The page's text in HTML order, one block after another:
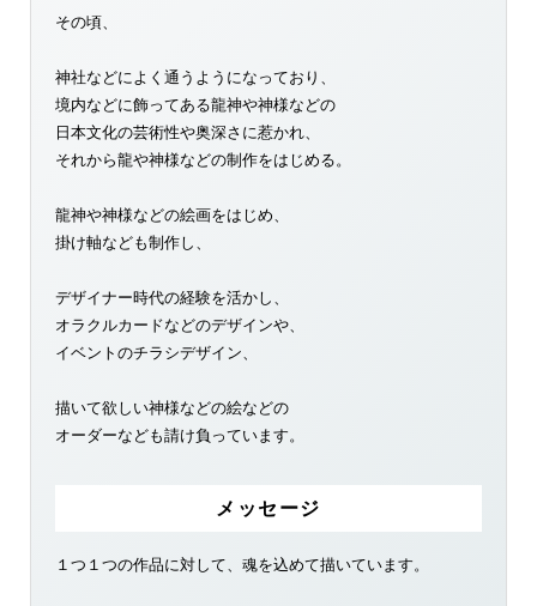
その頃、
神社などによく通うようになっており、
境内などに飾ってある龍神や神様などの
日本文化の芸術性や奥深さに惹かれ、
それから龍や神様などの制作をはじめる。
龍神や神様などの絵画をはじめ、
掛け軸なども制作し、
デザイナー時代の経験を活かし、
オラクルカードなどのデザインや、
イベントのチラシデザイン、
描いて欲しい神様などの絵などの
オーダーなども請け負っています。
メッセージ
１つ１つの作品に対して、魂を込めて描いています。